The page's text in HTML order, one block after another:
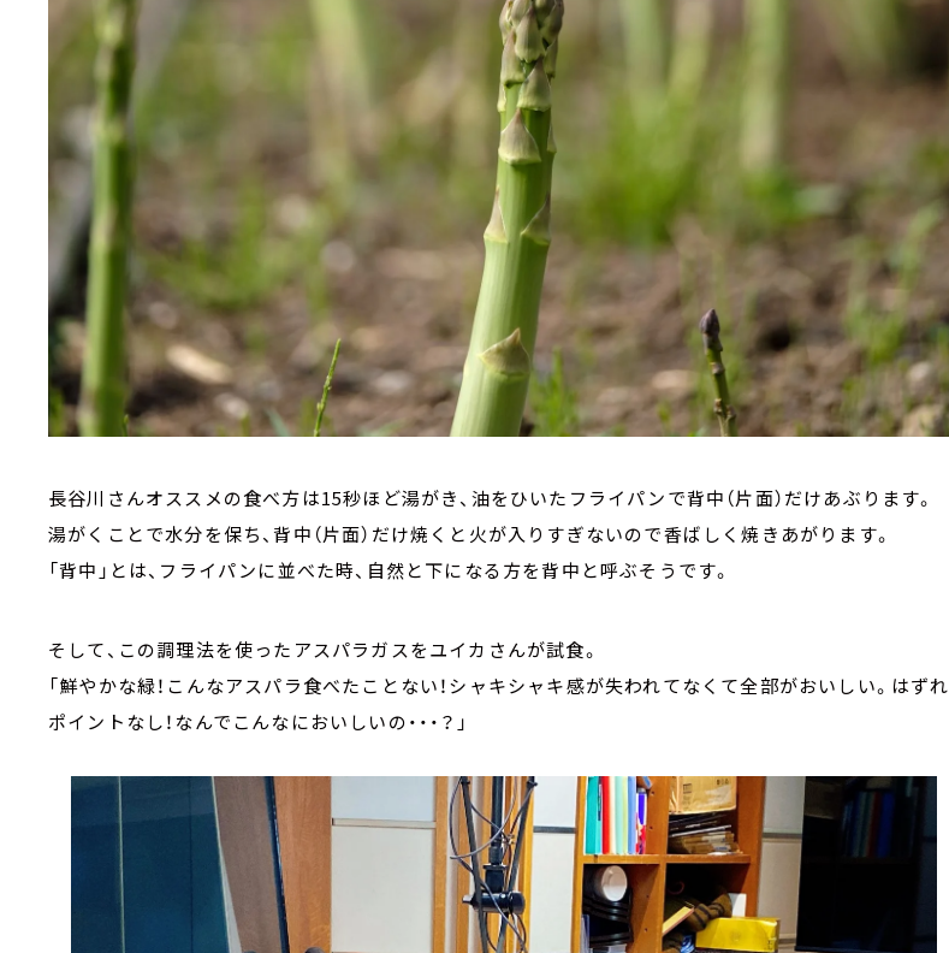
長谷川さんオススメの食べ方は15秒ほど湯がき、油をひいたフライパンで背中（片面）だけあぶります。
湯がくことで水分を保ち、背中（片面）だけ焼くと火が入りすぎないので香ばしく焼きあがります。
「背中」とは、フライパンに並べた時、自然と下になる方を背中と呼ぶそうです。
そして、この調理法を使ったアスパラガスをユイカさんが試食。
「鮮やかな緑！こんなアスパラ食べたことない！シャキシャキ感が失われてなくて全部がおいしい。はずれ
ポイントなし！なんでこんなにおいしいの・・・？」